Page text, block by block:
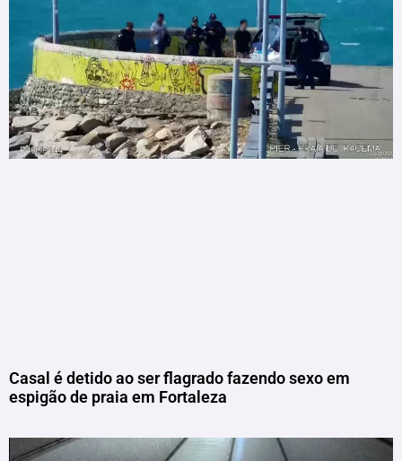
Casal é detido ao ser flagrado fazendo sexo em
espigão de praia em Fortaleza